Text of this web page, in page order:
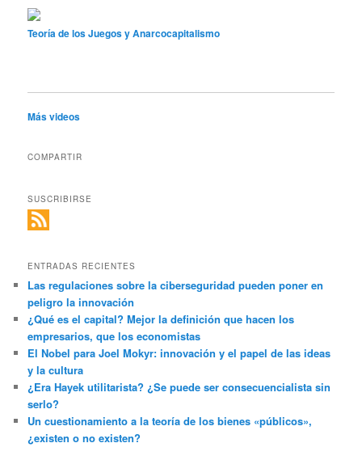
Teoría de los Juegos y Anarcocapitalismo
Más videos
COMPARTIR
SUSCRIBIRSE
ENTRADAS RECIENTES
Las regulaciones sobre la ciberseguridad pueden poner en
peligro la innovación
¿Qué es el capital? Mejor la definición que hacen los
empresarios, que los economistas
El Nobel para Joel Mokyr: innovación y el papel de las ideas
y la cultura
¿Era Hayek utilitarista? ¿Se puede ser consecuencialista sin
serlo?
Un cuestionamiento a la teoría de los bienes «públicos»,
¿existen o no existen?